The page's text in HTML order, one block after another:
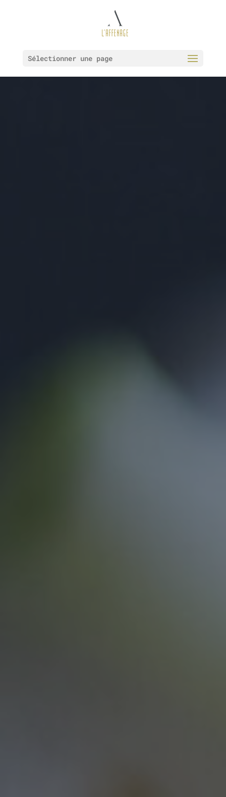
Sélectionner une page